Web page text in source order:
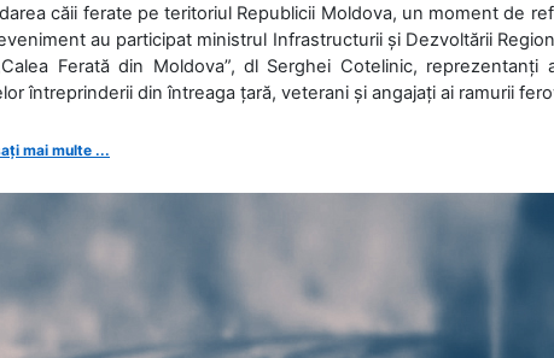
căii ferate pe teritoriul Republicii Moldova, un moment de
au participat ministrul Infrastructurii și Dezvoltării
Ferată din Moldova”, dl Serghei Cotelinic, reprezentanți
întreprinderii din întreaga țară, veterani și angajați ai ramurii
mai multe ...